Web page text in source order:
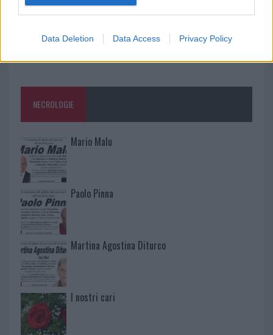
Data Deletion Data Access Privacy Policy
NECROLOGIE
Mario Malu
Paolo Pinna
Martina Agostina Diturco
I nostri cari